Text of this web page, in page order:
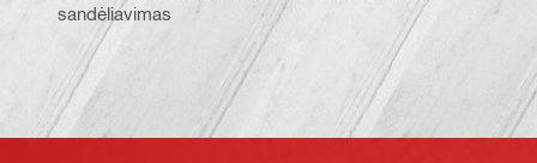
sandėliavimas